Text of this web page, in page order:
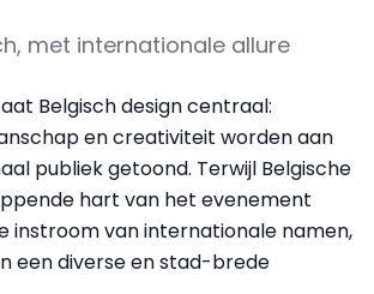
met internationale allure
Belgisch design centraal:
en creativiteit worden aan
publiek getoond. Terwijl Belgische
hart van het evenement
instroom van internationale namen,
een diverse en stad-brede